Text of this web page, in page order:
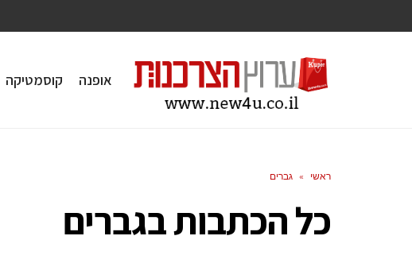
אופנה קוסמטיקה
ראשי » גברים
כל הכתבות בגברים